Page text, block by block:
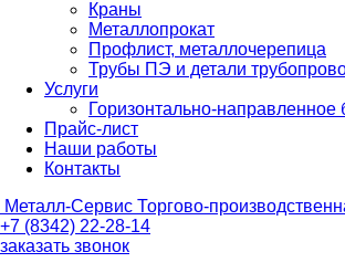
Краны
Металлопрокат
Профлист, металлочерепица
Трубы ПЭ и детали
Услуги
Горизонтально-
Прайс-лист
Наши работы
Контакты
Металл-Сервис Торгово-
+7 (8342) 22-28-14
заказать звонок